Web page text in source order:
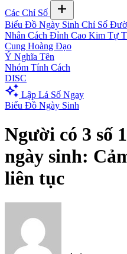
Các Chỉ Số
add
Biểu Đồ Ngày Sinh Chỉ Số
Nhân Cách Đỉnh Cao Kim Tự
Cung Hoàng Đạo
Ý Nghĩa Tên
Nhóm Tính Cách
DISC
auto_awesome Lập Lá Số Ngay
Biểu Đồ Ngày Sinh
Người có 3 số
ngày sinh:
liên tục